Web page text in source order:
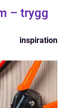
– trygg
inspiration